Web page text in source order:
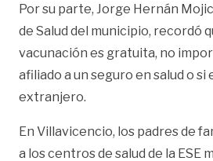
Por su parte, Jorge Hernán
de Salud del municipio, recordó
vacunación es gratuita, no
afiliado a un seguro en salud o si
extranjero.
En Villavicencio, los padres de
a los centros de salud de la ESE